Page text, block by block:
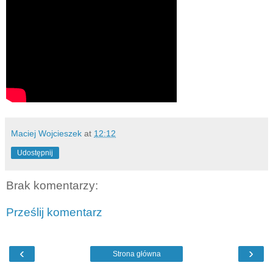
Maciej Wojcieszek at 12:12
Udostępnij
Brak komentarzy:
Prześlij komentarz
‹ ›
Strona główna